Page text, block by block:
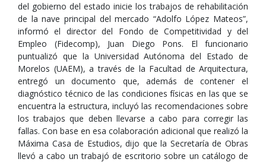
del gobierno del estado inicie los trabajos de rehabilitación
de la nave principal del mercado “Adolfo López Mateos”,
informó el director del Fondo de Competitividad y del
Empleo (Fidecomp), Juan Diego Pons. El funcionario
puntualizó que la Universidad Autónoma del Estado de
Morelos (UAEM), a través de la Facultad de Arquitectura,
entregó un documento que, además de contener el
diagnóstico técnico de las condiciones físicas en las que se
encuentra la estructura, incluyó las recomendaciones sobre
los trabajos que deben llevarse a cabo para corregir las
fallas. Con base en esa colaboración adicional que realizó la
Máxima Casa de Estudios, dijo que la Secretaría de Obras
llevó a cabo un trabajó de escritorio sobre un catálogo de